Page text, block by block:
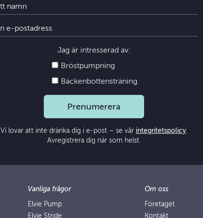
Jag är intresserad av:
Bröstpumpning
Bäckenbottensträning
Prenumerera
Vi lovar att inte dränka dig i e-post – se vår integritetspolicy.
Avregistrera dig när som helst.
Vanliga frågor
Elvie Pump
Elvie Stride
Om oss
Företaget
Kontakt